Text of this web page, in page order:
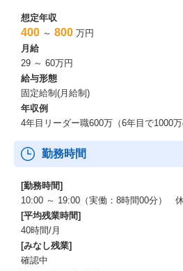
想定年収
400 ～ 800 万円
月給
29 ～ 60万円
給与形態
固定給制(月給制)
年収例
4年目リーダー職600万（6年目で1000
勤務時間
[勤務時間]
10:00 ～ 19:00（実働：8時間00分）
[平均残業時間]
40時間/月
[みなし残業]
確認中